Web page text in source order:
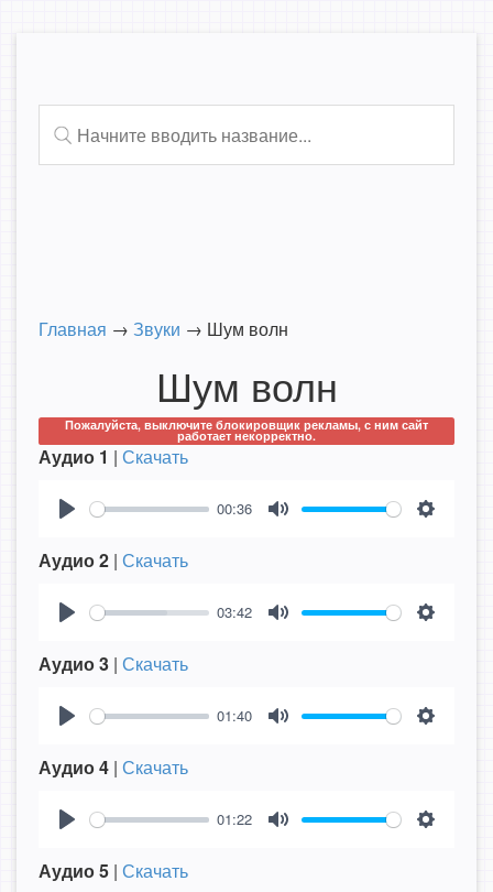
Главная → Звуки → Шум волн
Шум волн
Пожалуйста, выключите блокировщик рекламы, с ним сайт
работает некорректно.
Аудио 1 | Скачать
00:36
Аудио 2 | Скачать
03:42
Аудио 3 | Скачать
01:40
Аудио 4 | Скачать
01:22
Аудио 5 | Скачать